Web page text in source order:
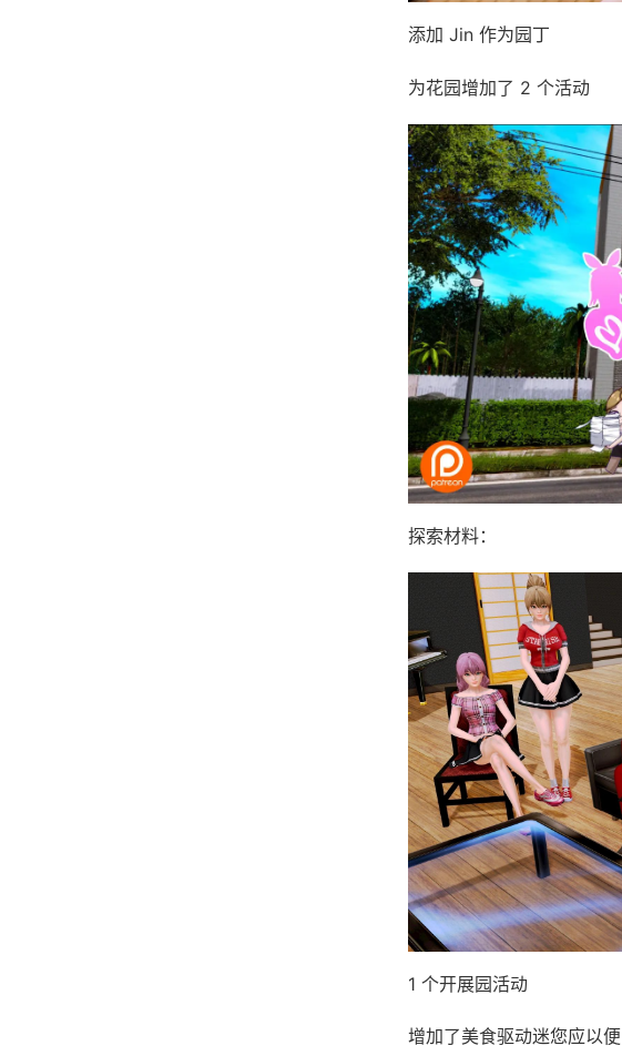
添加 Jin 作为园丁
为花园增加了 2 个活动
探索材料：
1 个开展园活动
增加了美食驱动迷您应以便